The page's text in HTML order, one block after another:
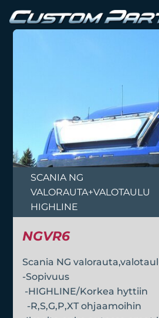
SCANIA NG
VALORAUTA+VALOTAULU
HIGHLINE
NGVR6
Scania NG
-Sopivuus
-HIGHLINE/Korkea hyttiin
-R,S,G,P,XT ohjaamoihin